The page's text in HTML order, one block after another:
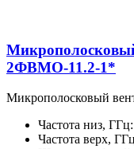
2ФВМO-11.2-1*
Микрополосковый
Частота низ, ГГц:
Частота верх, ГГц